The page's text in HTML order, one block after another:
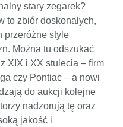
stary zegarek?
to zbiór doskonałych,
przeróżne style
Można tu odszukać
XIX i XX stulecia – firm
czy Pontiac – a nowi
do aukcji kolejne
nadzorują tę oraz
jakość i